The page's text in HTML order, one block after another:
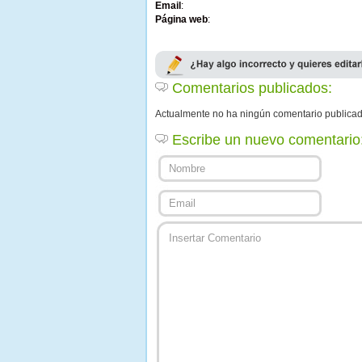
Email :
Página web:
Comentarios publicados:
Actualmente no ha ningún comentario
Escribe un nuevo